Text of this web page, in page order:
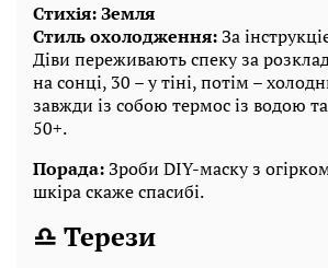
Стихія: Земля
Стиль охолодження:За
Діви переживають спеку за
на сонці, 30 – у тіні, потім –
завжди із собою термос із водою
50+.
Порада:Зроби DIY-маску з
шкіра скаже спасибі.
♎ Терези